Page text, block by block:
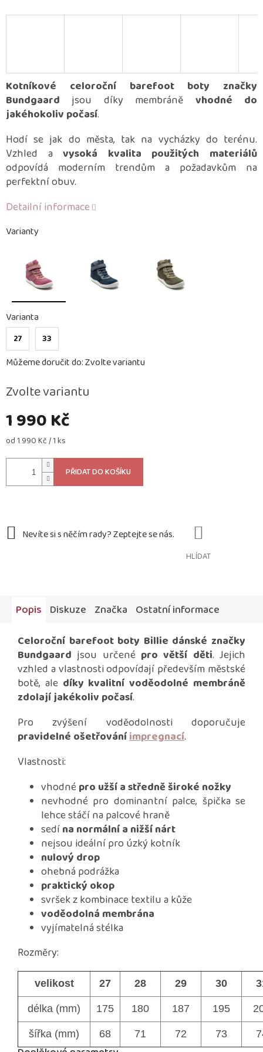
1 990 Kč
Měrná
od 1 990 Kč / 1 ks
Zvolte variantu
Varianty
Varianta
27 33
Můžeme doručit do:Zvolte variantu
PŘIDAT DO KOŠÍKU
Kotníkové celoroční barefoot boty značky
Bundgaard jsou díky membráně vhodné do
jakéhokoliv počasí.
Hodí se jak do města, tak na vycházky do terénu.
Vzhled avysoká kvalita použitých materiálů
odpovídá moderním trendům a požadavkům na
perfektní obuv.
Detailní informace
HLÍDAT
Popis Diskuze Značka Ostatní informace
Celoroční barefoot boty Billie dánské značky
Bundgaard jsou určené pro větší děti. Jejich
vzhled a vlastnosti odpovídají především městské
botě, ale díky kvalitní voděodolné membráně
zdolají jakékoliv počasí.
Pro zvýšení voděodolnosti doporučuje
pravidelné ošetřováníimpregnací.
Vlastnosti:
vhodné pro užší a středně široké nožky
nevhodné pro dominantní palce, špička se
lehce stáčí na palcové hraně
sedína normální a nižší nárt
nejsou ideální pro úzký kotník
nulový drop
ohebná podrážka
praktický okop
svršek z kombinace textilu a kůže
voděodolná membrána
vyjímatelná stélka
Rozměry:
velikost 27 28 29 30
délka (mm) 175 180 187 195
šířka (mm) 68 71 72 73